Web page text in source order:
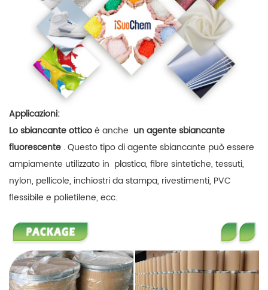
Applicazioni:
Lo sbiancante otticoè anche un agente sbiancante
fluorescente . Questo tipo di agente sbiancante può essere
ampiamente utilizzato in plastica, fibre sintetiche, tessuti,
nylon, pellicole, inchiostri da stampa, rivestimenti, PVC
flessibile e polietilene, ecc.